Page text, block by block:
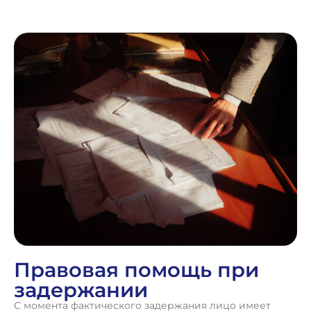
Правовая помощь при
задержании
С момента фактического задержания лицо имеет